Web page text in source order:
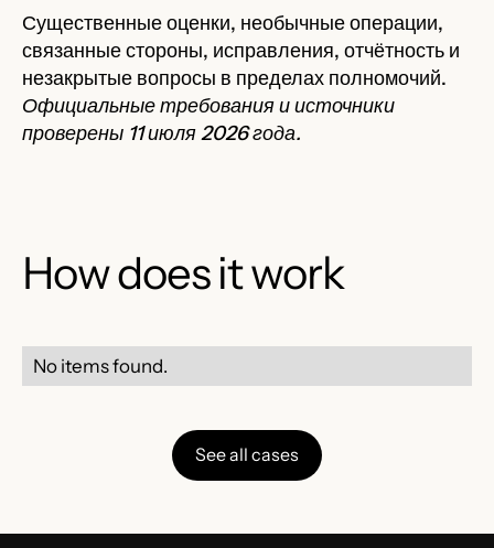
Существенные оценки, необычные операции,
связанные стороны, исправления, отчётность и
незакрытые вопросы в пределах полномочий.
Официальные требования и источники
проверены 11 июля 2026 года.
How does it work
No items found.
See all cases